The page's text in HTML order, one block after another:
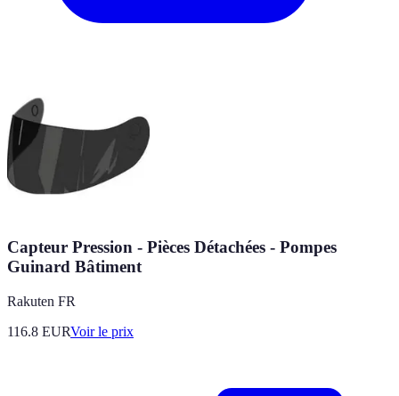
Capteur Pression - Pièces Détachées - Pompes
Guinard Bâtiment
Rakuten FR
116.8 EURVoir le prix